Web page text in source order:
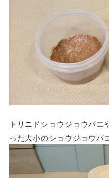
トリニドショウジョウバ
った大小のショウジョウバ